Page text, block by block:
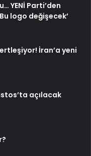
YENİ Parti’den
logo değişecek’
İran’a yeni
açılacak